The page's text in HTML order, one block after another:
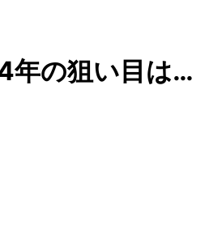
年の狙い目は…